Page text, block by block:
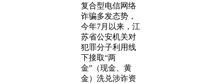
复合型电信网络
诈骗多发态势，
今年7月以来，江
苏省公安机关对
犯罪分子利用线
下接取“两
金”（现金、黄
金）洗兑涉诈资